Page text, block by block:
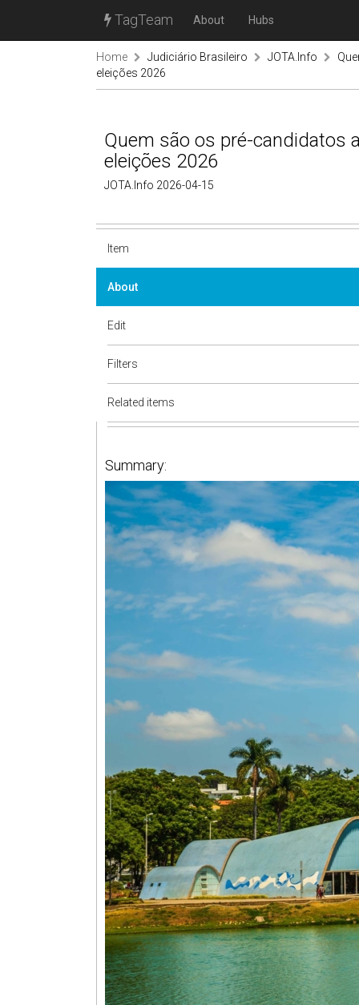
TagTeam About Hubs
Home Judiciário Brasileiro JOTA.Info
eleições 2026
Quem são os pré-candidatos
eleições 2026
JOTA.Info 2026-04-15
Item
About
Edit
Filters
Related items
Summary: